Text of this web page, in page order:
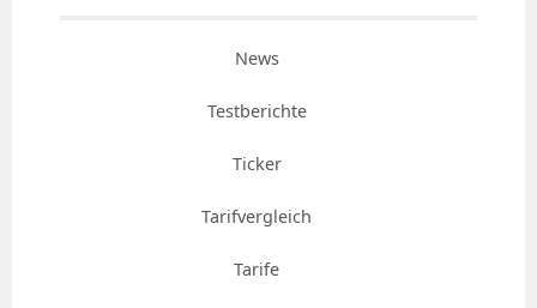
News
Testberichte
Ticker
Tarifvergleich
Tarife